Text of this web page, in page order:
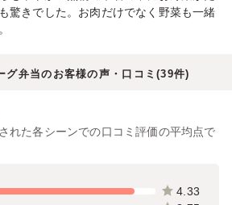
驚きでした。お肉だけでなく野菜も一緒
グ弁当のお客様の声・口コミ(39件)
れた各シーンでの口コミ評価の平均点で
4.33